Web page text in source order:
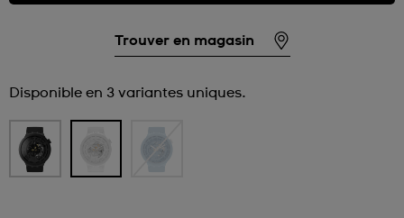
Trouver en magasin
Disponible en 3 variantes uniques.